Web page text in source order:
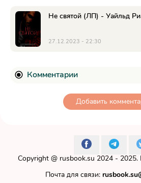
Не святой (ЛП) - Уайльд
27.12.2023 - 22:30
Комментарии
Добавить
Copyright @ rusbook.su 2024 - 2025.
Почта для связи: